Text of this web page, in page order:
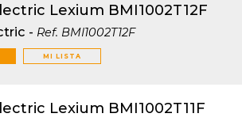
Lexium BMI1002T12F
- Ref. BMI1002T12F
MI LISTA
Lexium BMI1002T11F